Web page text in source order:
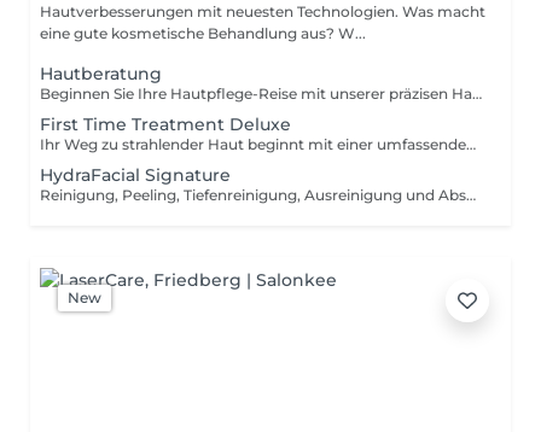
Hautverbesserungen mit neuesten Technologien. Was macht
eine gute kosmetische Behandlung aus? W...
Hautberatung
Beginnen Sie Ihre Hautpflege-Reise mit unserer präzisen Hautanalyse, die Ihren Hautzustand detailliert erfasst. Anhand dieser Analyse erstellen wir eine fundierte Empfehlung für Ihre individuelle Behandlungs- und Pflegeroutine, perfekt abgestimmt auf Ihre Hautbedürfnisse.
First Time Treatment Deluxe
Ihr Weg zu strahlender Haut beginnt mit einer umfassenden Hautanalyse, um Ihren individuellen Hauttyp und Zustand genau zu bestimmen. Diese Erkenntnisse nutzen wir, um eine vollständig personalisierte Behandlung zu konzipieren, die Ihre Haut zum Leuchten bringt. Ziel ist es, dass Sie sich nach der Behandlung nicht nur mit einem verbesserten Hautbild, sondern auch mit einem Gefühl von tiefer Erfrischung und Pflege wohlfühlen. Gönnen Sie sich dieses luxuriöse Erlebnis, das Ihre Haut zum Strahlen bringt.
HydraFacial Signature
Reinigung, Peeling, Tiefenreinigung, Ausreinigung und Abschlusspflege Erleben Sie luxuriöse Hautpflege mit HydraFacial. Diese exklusive Behandlung kombiniert hochwirksame Seren voller Antioxidantien, Peptide und Hyaluronsäure für eine gründliche Reinigung, sanftes Peeling, Abtragung und intensive Feuchtigkeitsversorgung. Genießen Sie strahlende, jugendlich-frische Haut und nachhaltige Ergebnisse. Lassen Sie Ihre natürliche Schönheit erstrahlen!
New